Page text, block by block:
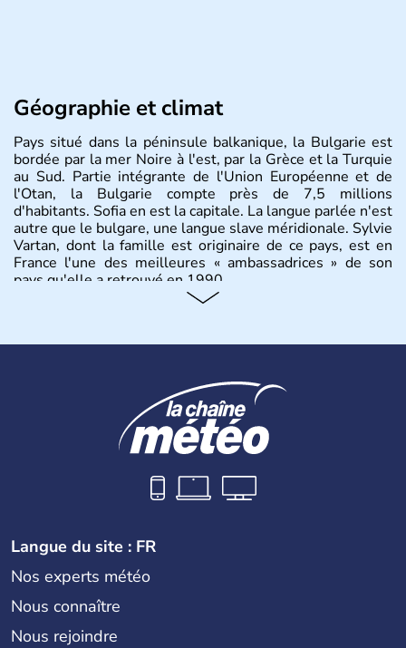
Géographie et climat
Pays situé dans la péninsule balkanique, la Bulgarie est
bordée par la mer Noire à l'est, par la Grèce et la Turquie
au Sud. Partie intégrante de l'Union Européenne et de
l'Otan, la Bulgarie compte près de 7,5 millions
d'habitants. Sofia en est la capitale. La langue parlée n'est
autre que le bulgare, une langue slave méridionale. Sylvie
Vartan, dont la famille est originaire de ce pays, est en
France l'une des meilleures « ambassadrices » de son
pays qu'elle a retrouvé en 1990.
Pays situé dans la péninsule balkanique, laBulgarieest
au Sud. Très puissant au Moyen-Âge, c’est aujourd’hui
une république parlementaire démocratique. La principale
caractéristique de la
Bulgarieest sa division en bandes de
montagnes et de plaines orientées est-ouest.
Langue du site : FR
Nos experts météo
Nous connaître
Nous rejoindre